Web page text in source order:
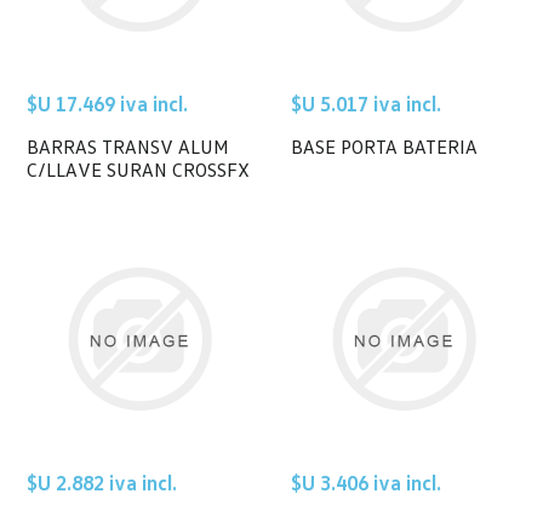
$U 17.469 iva incl.
BARRAS TRANSV ALUM
C/LLAVE SURAN CROSSFX
$U 5.017 iva incl.
BASE PORTA BATERIA
$U 2.882 iva incl. $U 3.406 iva incl.